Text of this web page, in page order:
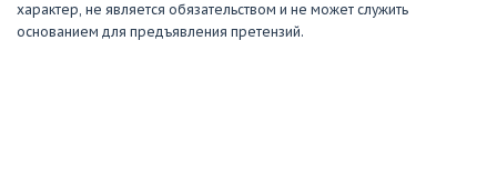
характер, не является обязательством и не может служить
основанием для предъявления претензий.